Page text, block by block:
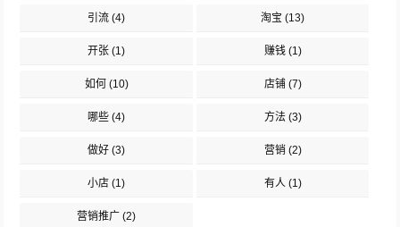
引流 (4) 淘宝 (13)
开张 (1) 赚钱(1)
如何 (10) 店铺(7)
哪些 (4) 方法(3)
做好 (3) 营销 (2)
小店 (1) 有人(1)
营销推广 (2)